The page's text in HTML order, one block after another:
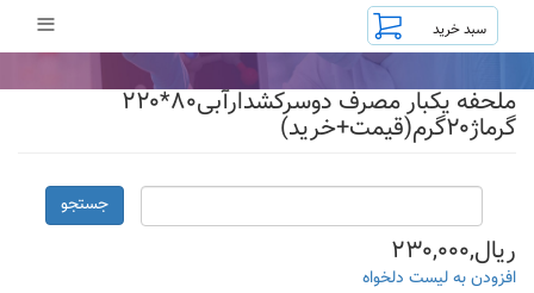
محتوای
≡
ملحفه یکبار مصرف دوسرکشدارآبی۸۰*۲۲۰
گرماژ۲۰گرم(قیمت+خرید)
جستجو
ریال,۲۳۰,۰۰۰
افزودن به لیست دلخواه